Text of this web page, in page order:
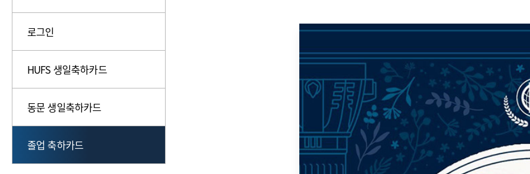
로그인
HUFS 생일축하카드
동문 생일축하카드
졸업 축하카드